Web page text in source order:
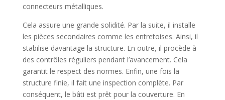
connecteurs métalliques.
Cela assure une grande solidité. Par la suite, il installe
les pièces secondaires comme les entretoises. Ainsi, il
stabilise davantage la structure. En outre, il procède à
des contrôles réguliers pendant l’avancement. Cela
garantit le respect des normes. Enfin, une fois la
structure finie, il fait une inspection complète. Par
conséquent, le bâti est prêt pour la couverture. En